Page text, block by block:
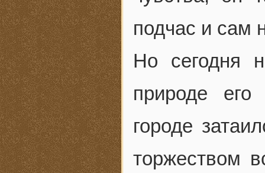
подчас и сам
Но сегодня
природе
городе
торжеством